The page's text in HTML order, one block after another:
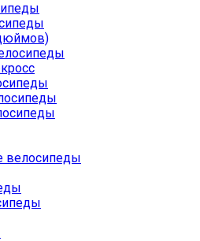
велосипеды